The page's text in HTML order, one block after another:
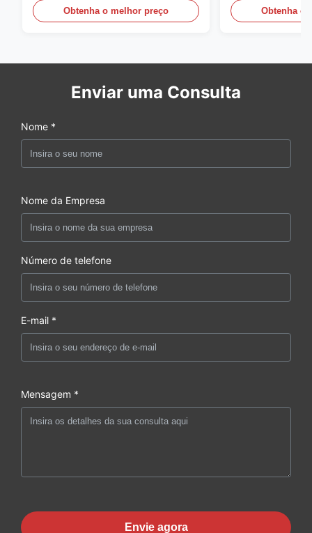
Equipamento de chamfer de
ponta de tubos
Obtenha o melhor preço Obtenha o
Enviar uma Consulta
Nome *
Nome da Empresa
Número de telefone
E-mail *
Mensagem *
Envie agora